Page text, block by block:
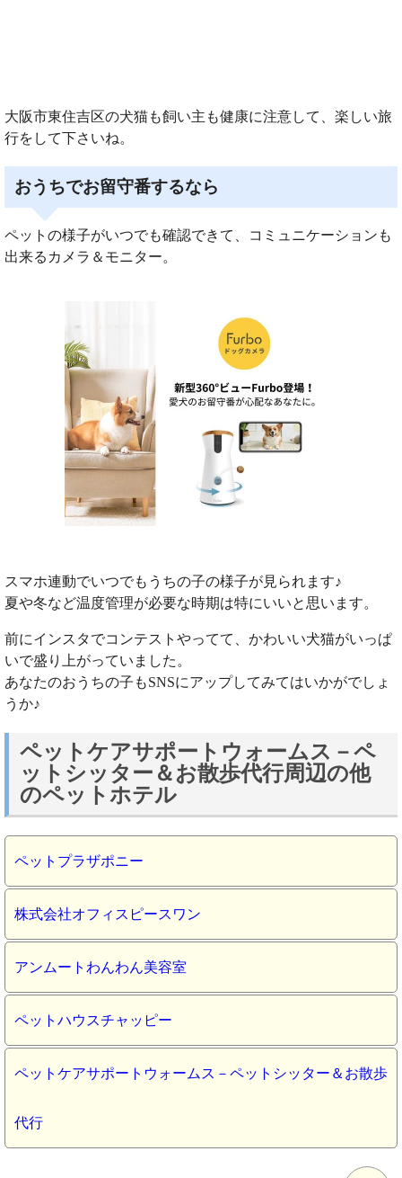
大阪市東住吉区の犬猫も飼い主も健康に注意して、楽しい旅
行をして下さいね。
おうちでお留守番するなら
ペットの様子がいつでも確認できて、コミュニケーションも
出来るカメラ＆モニター。
スマホ連動でいつでもうちの子の様子が見られます♪
夏や冬など温度管理が必要な時期は特にいいと思います。
前にインスタでコンテストやってて、かわいい犬猫がいっぱ
いで盛り上がっていました。
あなたのおうちの子もSNSにアップしてみてはいかがでしょ
うか♪
ペットケアサポートウォームス－ペ
ットシッター＆お散歩代行周辺の他
のペットホテル
ペットプラザポニー
株式会社オフィスピースワン
アンムートわんわん美容室
ペットハウスチャッピー
ペットケアサポートウォームス－ペットシッター＆お散歩
代行